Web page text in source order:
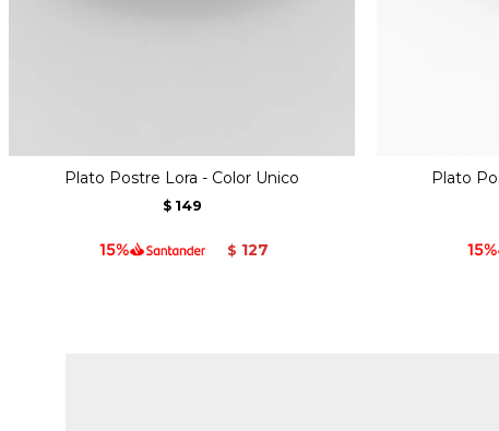
Plato Postre Lora - Color Unico
$ 149
$ 127
Plato